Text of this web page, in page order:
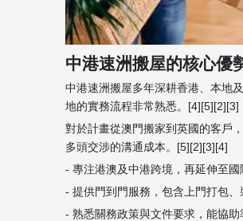
中港速洲搬屋的核心優
中港速洲搬屋多年深耕香港、本地
地的實務流程非常熟悉。[4][5][2][3]
對於計畫從澳門搬家到英國的客戶
多頭交涉的溝通成本。[5][2][3][4]
- 專注港澳及中港跨境，再延伸至
- 提供門到門服務，包含上門打包
- 熟悉關務政策與文件要求，能協